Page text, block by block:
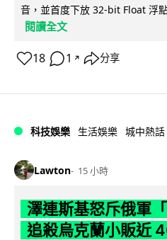
音，並首度下放 32-bit Float 浮
閱讀全文
18 1 ↗ 分享
科技娛樂 生活娛樂 城中熱話
Lawton 15 小時
澤連斯基怒斥俄軍
追殺烏克蘭小販近